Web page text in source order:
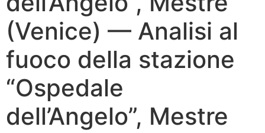
(Venice) — Analisi al
fuoco della stazione
“Ospedale
dell’Angelo”, Mestre